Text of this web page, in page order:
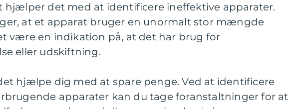
hjælper det med at identificere ineffektive apparater.
at et apparat bruger en unormalt stor mængde
være en indikation på, at det har brug for
eller udskiftning.
hjælpe dig med at spare penge. Ved at identificere
apparater kan du tage foranstaltninger for at